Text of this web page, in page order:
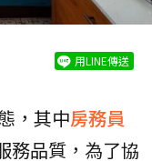
用LINE傳送
，其中房務員
務品質，為了協